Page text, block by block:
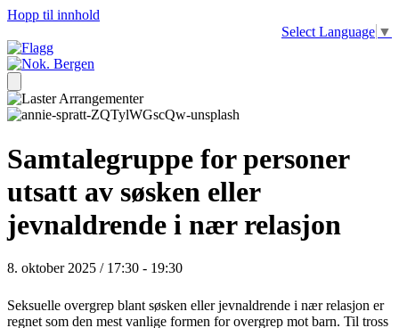
Hopp til innhold
Select Language ▼
Samtalegruppe for personer
utsatt av søsken eller
jevnaldrende i nær relasjon
8. oktober 2025 / 17:30 - 19:30
Seksuelle overgrep blant søsken eller jevnaldrende i nær relasjon er
regnet som den mest vanlige formen for overgrep mot barn. Til tross